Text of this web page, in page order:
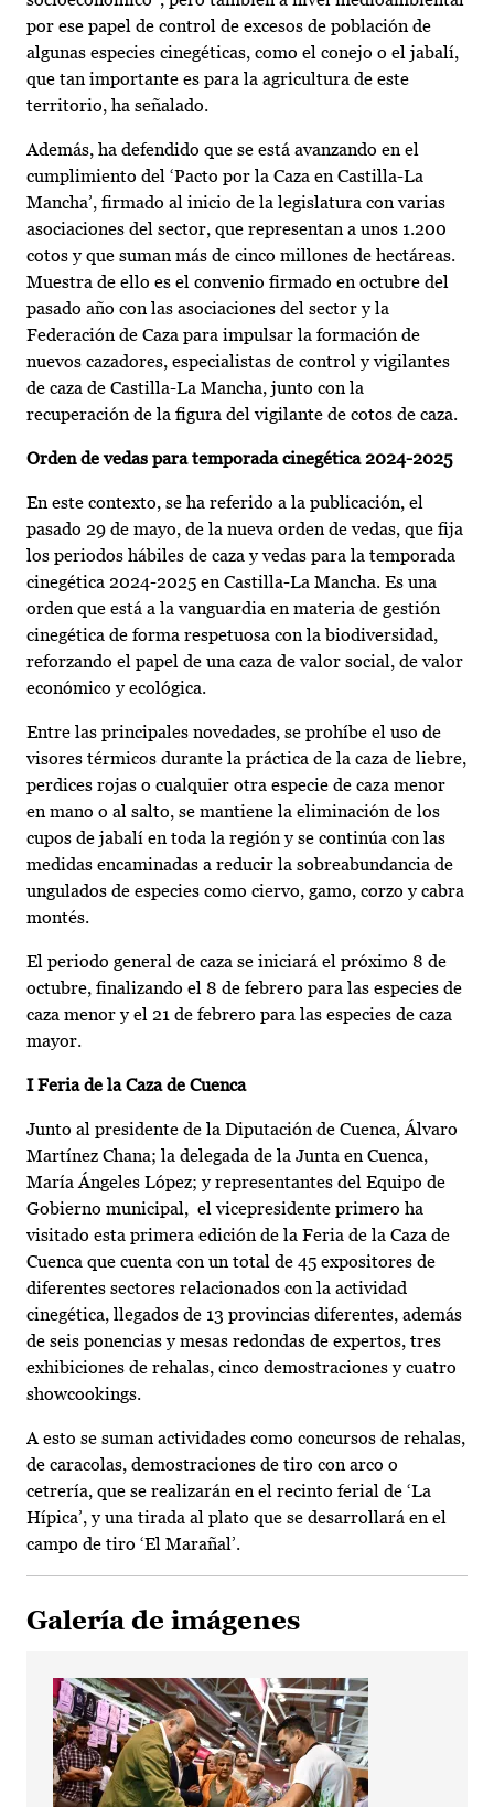
por ese papel de control de excesos de población de
algunas especies cinegéticas, como el conejo o el jabalí,
que tan importante es para la agricultura de este
territorio, ha señalado.
Además, ha defendido que se está avanzando en el
cumplimiento del ‘Pacto por la Caza en Castilla-La
Mancha’, firmado al inicio de la legislatura con varias
asociaciones del sector, que representan a unos 1.200
cotos y que suman más de cinco millones de hectáreas.
Muestra de ello es el convenio firmado en octubre del
pasado año con las asociaciones del sector y la
Federación de Caza para impulsar la formación de
nuevos cazadores, especialistas de control y vigilantes
de caza de Castilla-La Mancha, junto con la
recuperación de la figura del vigilante de cotos de caza.
Orden de vedas para temporada cinegética 2024-2025
En este contexto, se ha referido a la publicación, el
pasado 29 de mayo, de la nueva orden de vedas, que fija
los periodos hábiles de caza y vedas para la temporada
cinegética 2024-2025 en Castilla-La Mancha. Es una
orden que está a la vanguardia en materia de gestión
cinegética de forma respetuosa con la biodiversidad,
reforzando el papel de una caza de valor social, de valor
económico y ecológica.
Entre las principales novedades, se prohíbe el uso de
visores térmicos durante la práctica de la caza de liebre,
perdices rojas o cualquier otra especie de caza menor
en mano o al salto, se mantiene la eliminación de los
cupos de jabalí en toda la región y se continúa con las
medidas encaminadas a reducir la sobreabundancia de
ungulados de especies como ciervo, gamo, corzo y cabra
montés.
El periodo general de caza se iniciará el próximo 8 de
octubre, finalizando el 8 de febrero para las especies de
caza menor y el 21 de febrero para las especies de caza
mayor.
I Feria de la Caza de Cuenca
Junto al presidente de la Diputación de Cuenca, Álvaro
Martínez Chana; la delegada de la Junta en Cuenca,
María Ángeles López; y representantes del Equipo de
Gobierno municipal, el vicepresidente primero ha
visitado esta primera edición de la Feria de la Caza de
Cuenca que cuenta con un total de 45 expositores de
diferentes sectores relacionados con la actividad
cinegética, llegados de 13 provincias diferentes, además
de seis ponencias y mesas redondas de expertos, tres
exhibiciones de rehalas, cinco demostraciones y cuatro
showcookings.
A esto se suman actividades como concursos de rehalas,
de caracolas, demostraciones de tiro con arco o
cetrería, que se realizarán en el recinto ferial de ‘La
Hípica’, y una tirada al plato que se desarrollará en el
campo de tiro ‘El Marañal’.
Galería de imágenes